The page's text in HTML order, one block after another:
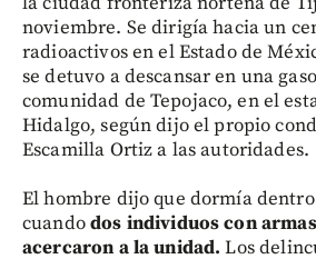
noviembre. Se dirigía hacia un
radioactivos en el Estado de
se detuvo a descansar en una
comunidad de Tepojaco, en el
Hidalgo, según dijo el propio
Escamilla Ortiz a las autoridades.
El hombre dijo que dormía
cuandodos individuos con
acercaron a la unidad. Los